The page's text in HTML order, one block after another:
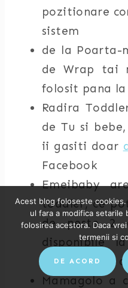
pozitionare
sistem
de la Poarta-
de Wrap tai
folosit pana la
Radira
de Tu si
ii gasiti doar
Facebook
Emeibaby
toddler, ce
de peste 2
disponibile
site-ul Haine
Mamagolo a
Acest blog foloseste
ul fara a modifica
folosirea acestora. Daca
termenii si
DE ACORD